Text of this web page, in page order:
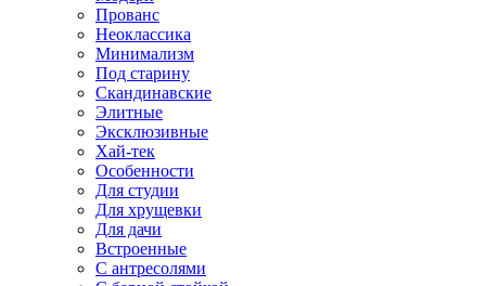
Прованс
Неоклассика
Минимализм
Под старину
Скандинавские
Элитные
Эксклюзивные
Хай-тек
Особенности
Для студии
Для хрущевки
Для дачи
Встроенные
С антресолями